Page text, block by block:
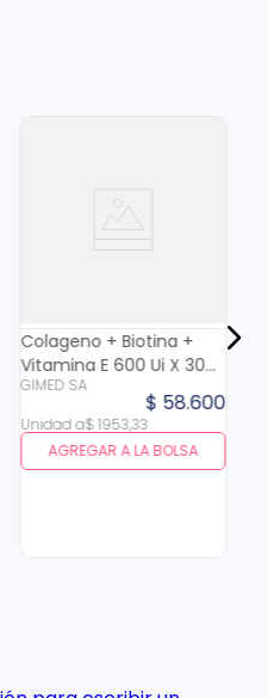
Colageno + Biotina +
Vitamina E 600 Ui X 30
Cap
GIMED SA
$ 58.600
Unidada$1953,33
AGREGAR A LA BOLSA